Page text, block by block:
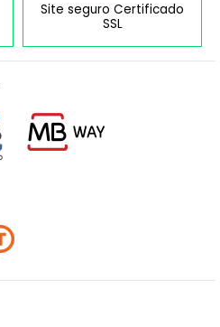
Site seguro Certificado
SSL